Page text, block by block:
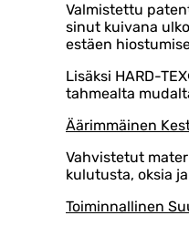
Valmistettu
sinut kuivana
estäen
Lisäksi HARD-
tahmealta
Äärimmäinen
Vahvistetut
kulutusta, oksia
Toiminnallinen